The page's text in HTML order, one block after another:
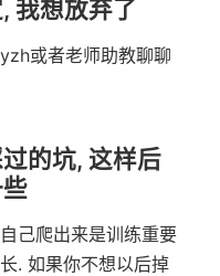
我想放弃了
或者老师助教聊聊
的坑, 这样后
己爬出来是训练重要
. 如果你不想以后掉